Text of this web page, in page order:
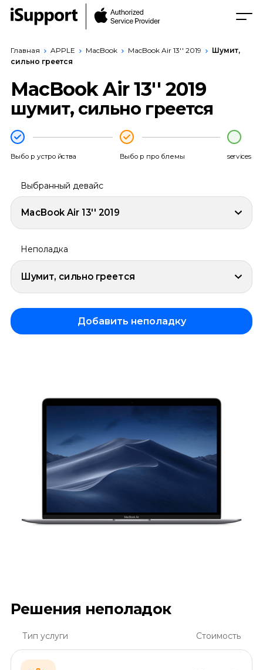
Главная APPLE MacBook MacBook Air 13'' 2019
Шумит,
сильно греется
MacBook Air 13'' 2019
шумит, сильно греется
Выбор устройства Выбор проблемы services
Выбранный девайс
MacBook Air 13'' 2019
Неполадка
Шумит, сильно греется
Добавить неполадку
Решения неполадок
Тип услуги Стоимость